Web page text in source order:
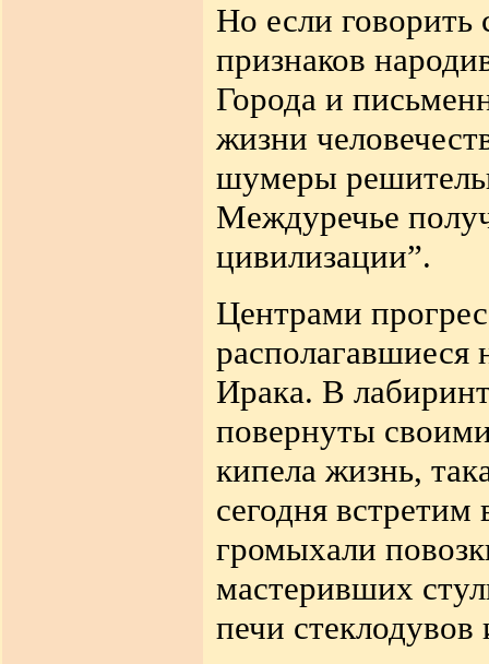
Но если говорить
признаков
Города и
жизни
шумеры
Междуречье
цивилизации”.
Центрами
располагавшиеся
Ирака. В
повернуты
кипела жизнь,
сегодня
громыхали
мастеривших
печи